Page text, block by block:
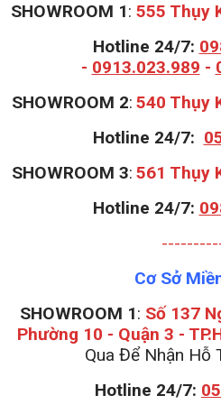
SHOWROOM 1: 555 Thụy
Hotline 24/7:
- 0913.023.989 -
SHOWROOM 2: 540 Thụy
Hotline 24/7:
SHOWROOM 3: 561 Thụy
Hotline 24/7:
Cơ Sở
SHOWROOM 1: Số 137
Phường 10 - Quận 3 -
Qua Để Nhận Hỗ
Hotline 24/7: